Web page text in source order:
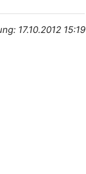
17.10.2012 15:19